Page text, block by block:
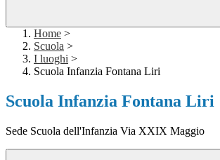
Home >
Scuola >
I luoghi >
Scuola Infanzia Fontana Liri
Scuola Infanzia Fontana Liri
Sede Scuola dell'Infanzia Via XXIX Maggio